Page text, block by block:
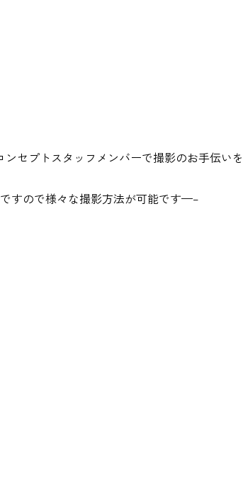
セプトスタッフメンバーで撮影のお手伝い
すので様々な撮影方法が可能です—–